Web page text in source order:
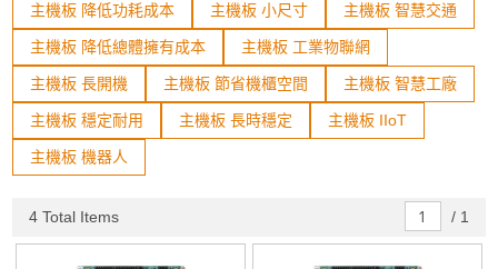
規格篩選
Status
In Stock
主機板 降低功耗成本 主機板 小尺寸 主機板 智慧交通
主機板 降低總體擁有成本 主機板 工業物聯網
主機板 長開機 主機板 節省機櫃空間 主機板 智慧工廠
主機板 穩定耐用 主機板 長時穩定 主機板 IIoT
主機板 機器人
4 Total Items / 1
加入購物車